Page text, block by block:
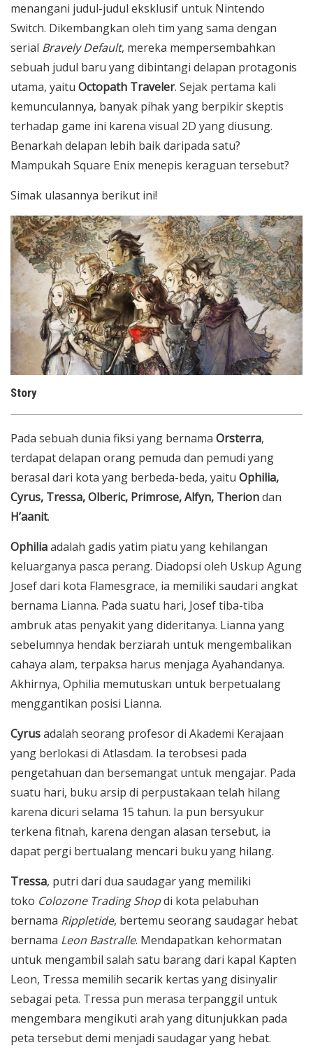
menangani judul-judul eksklusif untuk Nintendo
Switch. Dikembangkan oleh tim yang sama dengan
serial Bravely Default, mereka mempersembahkan
sebuah judul baru yang dibintangi delapan protagonis
utama, yaitu Octopath Traveler. Sejak pertama kali
kemunculannya, banyak pihak yang berpikir skeptis
terhadap game ini karena visual 2D yang diusung.
Benarkah delapan lebih baik daripada satu?
Mampukah Square Enix menepis keraguan tersebut?
Simak ulasannya berikut ini!
Story
Pada sebuah dunia fiksi yang bernama Orsterra,
terdapat delapan orang pemuda dan pemudi yang
berasal dari kota yang berbeda-beda, yaitu Ophilia,
Cyrus, Tressa, Olberic, Primrose, Alfyn, Theriondan
H’aanit.
Ophiliaadalah gadis yatim piatu yang kehilangan
keluarganya pasca perang. Diadopsi oleh Uskup Agung
Josef dari kota Flamesgrace, ia memiliki saudari angkat
bernama Lianna. Pada suatu hari, Josef tiba-tiba
ambruk atas penyakit yang dideritanya. Lianna yang
sebelumnya hendak berziarah untuk mengembalikan
cahaya alam, terpaksa harus menjaga Ayahandanya.
Akhirnya, Ophilia memutuskan untuk berpetualang
menggantikan posisi Lianna.
Cyrusadalah seorang profesor di Akademi Kerajaan
yang berlokasi di Atlasdam. Ia terobsesi pada
pengetahuan dan bersemangat untuk mengajar. Pada
suatu hari, buku arsip di perpustakaan telah hilang
karena dicuri selama 15 tahun. Ia pun bersyukur
terkena fitnah, karena dengan alasan tersebut, ia
dapat pergi bertualang mencari buku yang hilang.
Tressa, putri dari dua saudagar yang memiliki
toko Colozone Trading Shopdi kota pelabuhan
bernama Rippletide, bertemu seorang saudagar hebat
bernama Leon Bastralle. Mendapatkan kehormatan
untuk mengambil salah satu barang dari kapal Kapten
Leon, Tressa memilih secarik kertas yang disinyalir
sebagai peta. Tressa pun merasa terpanggil untuk
mengembara mengikuti arah yang ditunjukkan pada
peta tersebut demi menjadi saudagar yang hebat.